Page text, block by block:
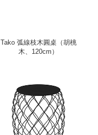
Tako 弧線枝木圓桌（胡桃
木、120cm）